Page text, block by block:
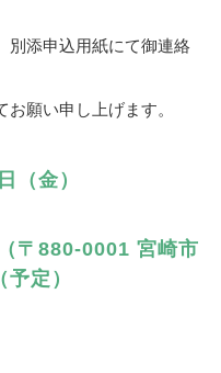
添申込用紙にて御連絡
願い申し上げます。
（金）
〒880-0001 宮崎市
定）